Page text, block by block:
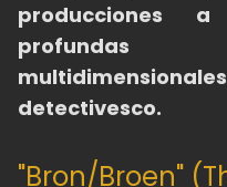
producciones
profundas
detectivesco.
"Bron/Broen"